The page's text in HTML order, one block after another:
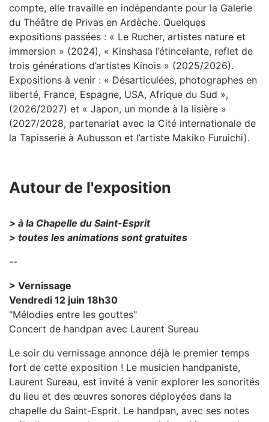
compte, elle travaille en indépendante pour la Galerie
du Théâtre de Privas en Ardèche. Quelques
expositions passées : « Le Rucher, artistes nature et
immersion » (2024), « Kinshasa l’étincelante, reflet de
trois générations d’artistes Kinois » (2025/2026).
Expositions à venir : « Désarticulées, photographes en
liberté, France, Espagne, USA, Afrique du Sud »,
(2026/2027) et « Japon, un monde à la lisière »
(2027/2028, partenariat avec la Cité internationale de
la Tapisserie à Aubusson et l’artiste Makiko Furuichi).
Autour de l'exposition
> à la Chapelle du Saint-Esprit
> toutes les animations sont gratuites
--
> Vernissage
Vendredi 12 juin 18h30
"Mélodies entre les gouttes"
Concert de handpan avec Laurent Sureau
Le soir du vernissage annonce déjà le premier temps
fort de cette exposition ! Le musicien handpaniste,
Laurent Sureau, est invité à venir explorer les sonorités
du lieu et des œuvres sonores déployées dans la
chapelle du Saint-Esprit. Le handpan, avec ses notes